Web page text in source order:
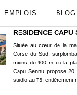
EMPLOIS BLOG
RESIDENCE CAPU
Située au cœur de la
Corse du Sud,
moins de 400 m de la
Capu Seninu propose 20
studio au T3, entièrement